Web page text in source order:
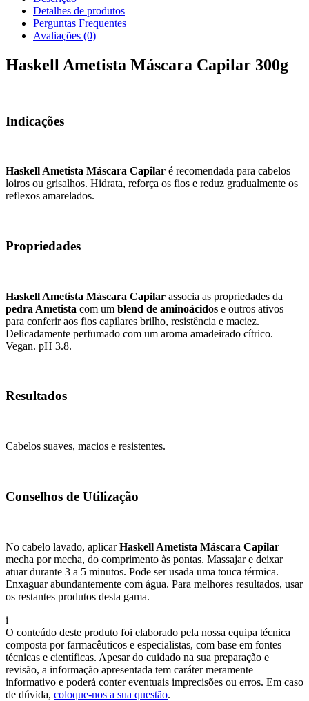
Detalhes de produtos
Perguntas Frequentes
Avaliações (0)
Haskell Ametista Máscara Capilar 300g
Indicações
Haskell Ametista Máscara Capilar é recomendada para cabelos
loiros ou grisalhos. Hidrata, reforça os fios e reduz gradualmente os
reflexos amarelados.
Propriedades
Haskell Ametista Máscara Capilar associa as propriedades da
pedra Ametista com um blend de aminoácidos e outros ativos
para conferir aos fios capilares brilho, resistência e maciez.
Delicadamente perfumado com um aroma amadeirado cítrico.
Vegan. pH 3.8.
Resultados
Cabelos suaves, macios e resistentes.
Conselhos de Utilização
No cabelo lavado, aplicarHaskell Ametista Máscara Capilar
mecha por mecha, do comprimento às pontas. Massajar e deixar
atuar durante 3 a 5 minutos. Pode ser usada uma touca térmica.
Enxaguar abundantemente com água. Para melhores resultados, usar
os restantes produtos desta gama.
i
O conteúdo deste produto foi elaborado pela nossa equipa técnica
composta por farmacêuticos e especialistas, com base em fontes
técnicas e científicas. Apesar do cuidado na sua preparação e
revisão, a informação apresentada tem caráter meramente
informativo e poderá conter eventuais imprecisões ou erros. Em caso
de dúvida, coloque-nos a sua questão.